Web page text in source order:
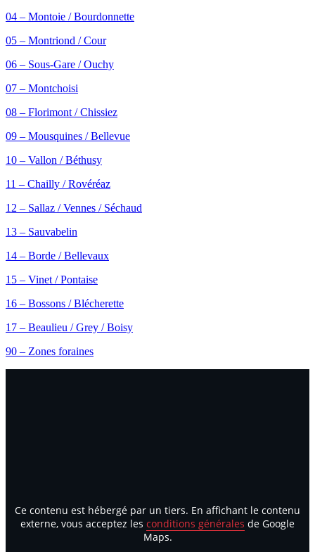
04 – Montoie / Bourdonnette
05 – Montriond / Cour
06 – Sous-Gare / Ouchy
07 – Montchoisi
08 – Florimont / Chissiez
09 – Mousquines / Bellevue
10 – Vallon / Béthusy
11 – Chailly / Rovéréaz
12 – Sallaz / Vennes / Séchaud
13 – Sauvabelin
14 – Borde / Bellevaux
15 – Vinet / Pontaise
16 – Bossons / Blécherette
17 – Beaulieu / Grey / Boisy
90 – Zones foraines
Ce contenu est hébergé par un tiers. En affichant le contenu
externe, vous acceptez les conditions générales de Google
Maps.